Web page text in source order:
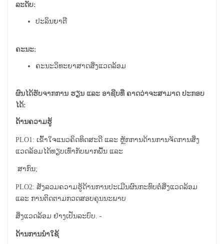
ລະດັບ:
ປະລິນຍາຕີ
ຄະນະ:
ຄະນະວິທະຍາສາດສິ່ງແວດລ້ອມ
ຜົນໄດ້ຮັບຈາກການ ຮຽນ ແລະ ອາຊີບທີ່ ຄາດວ່າຈະສາມາດ ປະກອບ
ໄດ້:
ດ້ານຄວາມຮູ້
PLO1: ​ເຂົ້າ​ໃຈ​ແນວຄິດທິດ​ສະ​ດີ ​ແລະ ຫຼັກການ​ດ້ານ​ການ​ຈັດການ​ສິ່ງ​
ແວດ​ລ້ອມ​​ໄດ້​ທຽບ​ເທົ່າ​ກັບ​ພາກ​ພື້ນ ​ແລະ
ສາກົນ;
PLO2: ສັງ​ລວມຄວາມ​ຮູ້​ດ້ານ​ການ​ປະ​ເມີນ​ຜົນ​ກະທົບຕໍ່​ສິ່ງ​ແວດ​ລ້ອມ ​
ແລະ ການ​ຕິດຕາມກວດ​ສອບ​ຄຸນນະພາບ​
ສິ່ງ​ແວດ​ລ້ອມ ຢ່າງ​ເປັນ​ລະບົບ.
ດ້ານການນຳໃຊ້